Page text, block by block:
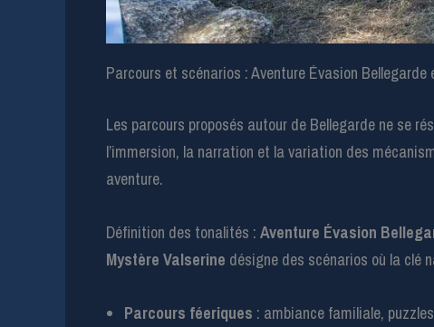
Parcours et scénarios : Aventure Évasion
Les parcours proposés autour de Bellegarde ne se
l’immersion, la narration et la variation des
aventure.
Définition des tonalités : Aventure Évasion
Mystère Valserine désigne des scénarios où la clé
Parcours féeriques : ambiance familiale,